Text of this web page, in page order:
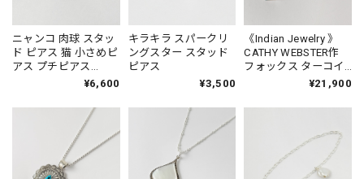
ニャンコ 肉球 スタッ
ド ピアス 猫 小さめピ
アス プチピアス
¥6,600
キラキラ スパークリ
ングスター スタッド
ピアス
¥3,500
《Indian Jewelry 》
CATHY WEBSTER作
フォックス ターコイ
ズ ターコイズ ペンダ
ーン オプション)
¥21,900